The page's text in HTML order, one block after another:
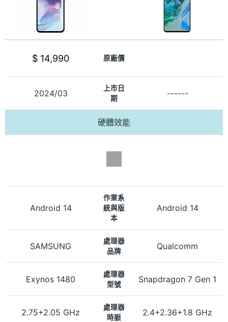
$ 14,990 原廠價
2024/03
上市日
期
------
硬體效能
Android 14
作業系
統與版
本
Android 14
SAMSUNG
處理器
品牌
Qualcomm
Exynos 1480
處理器
型號
Snapdragon 7 Gen 1
2.75+2.05 GHz
處理器
時脈
2.4+2.36+1.8 GHz